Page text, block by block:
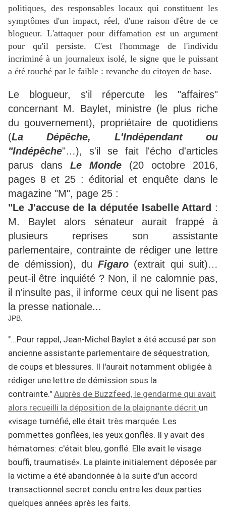
politiques, des responsables locaux qui constituent les
symptômes d'un impact, réel, d'une raison d'être de ce
blogueur. L'attaquer pour diffamation est un argument
pour qu'il persiste. C'est l'hommage de l'individu
incriminé à un journaleux isolé, le signe que le puissant
a été touché par le faible : revanche du citoyen de base.
Le blogueur, s'il répercute les "affaires"
concernant M. Baylet, ministre (le plus riche
du gouvernement), propriétaire de quotidiens
(La Dépêche, L'Indépendant ou
"Indépêche"…), s'il se fait l'écho d'articles
parus dans Le Monde (20 octobre 2016,
pages 8 et 25 : éditorial et enquête dans le
magazine "M", page 25 :
"Le J'accuse de la députée Isabelle Attard :
M. Baylet alors sénateur aurait frappé à
plusieurs reprises son assistante
parlementaire, contrainte de rédiger une lettre
de démission), du Figaro(extrait qui suit)…
peut-il être inquiété ? Non, il ne calomnie pas,
il n'insulte pas, il informe ceux qui ne lisent pas
la presse nationale...
JPB.
"...Pour rappel, Jean-Michel Baylet a été accusé par son
ancienne assistante parlementaire de séquestration,
de coups et blessures. Il l'aurait notamment obligée à
rédiger une lettre de démission sous la
contrainte." Auprès de Buzzfeed, le gendarme qui avait
alors recueilli la déposition de la plaignante décrit un
«visage tuméfié, elle était très marquée. Les
pommettes gonflées, les yeux gonflés. Il y avait des
hématomes: c'était bleu, gonflé. Elle avait le visage
bouffi, traumatisé». La plainte initialement déposée par
la victime a été abandonnée à la suite d'un accord
transactionnel secret conclu entre les deux parties
quelques années après les faits.